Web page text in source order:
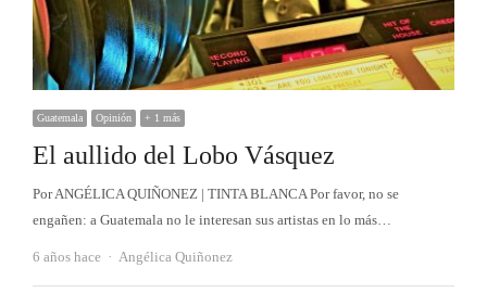
Guatemala Opinión + 1 más
El aullido del Lobo Vásquez
Por ANGÉLICA QUIÑONEZ | TINTA BLANCA Por favor, no se
engañen: a Guatemala no le interesan sus artistas en lo más…
6 años hace Autor
Angélica Quiñonez